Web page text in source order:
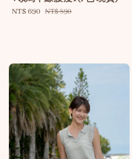
Sale
NT$ 690 Regular
NT$ 890